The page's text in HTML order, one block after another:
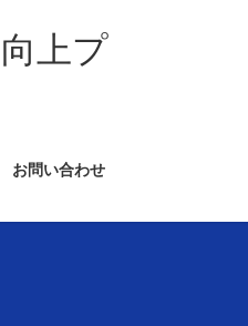
上プ
お問い合わせ